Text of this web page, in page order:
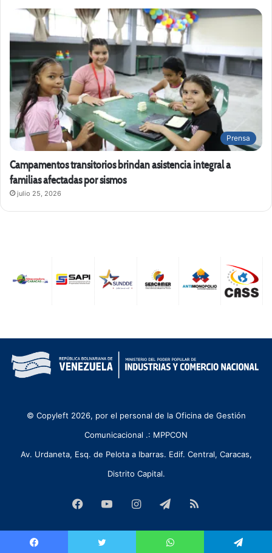
Prensa
Campamentos transitorios brindan asistencia integral a
familias afectadas por sismos
julio 25, 2026
© Copyleft 2026, por el personal de la Oficina de Gestión
Comunicacional .: MPPCON
Av. Urdaneta, Esq. de Pelota a Ibarras. Edif. Central, Caracas,
Distrito Capital.
FacebookYouTubeInstagramTelegram